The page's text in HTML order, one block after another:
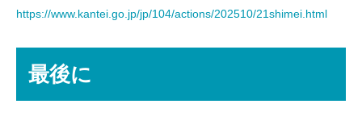
https://www.kantei.go.jp/jp/104/actions/202510/21shimei.html
最後に